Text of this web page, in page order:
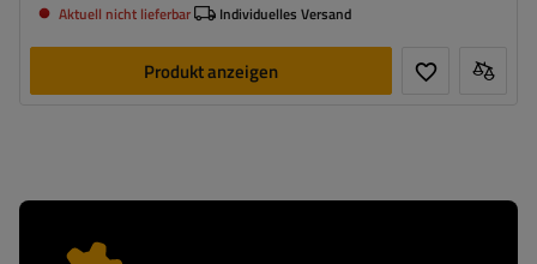
Aktuell nicht lieferbar
Individuelles Versand
Produkt anzeigen